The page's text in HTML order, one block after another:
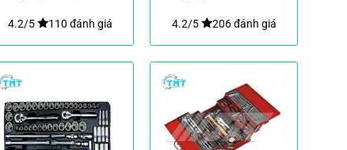
4.2/5 110 đánh giá 4.2/5 206 đánh giá